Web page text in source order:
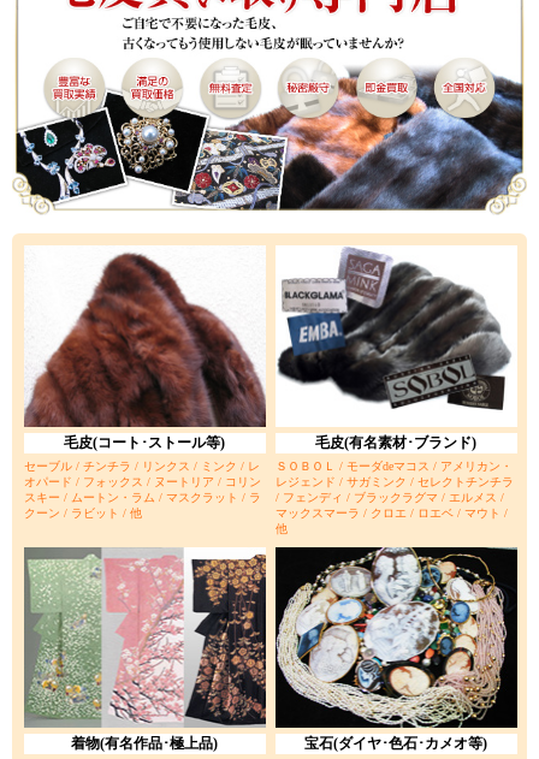
毛皮(コート･ストール等)
セーブル / チンチラ / リンクス / ミンク / レ
オパード / フォックス / ヌートリア / コリン
スキー / ムートン・ラム / マスクラット / ラ
クーン / ラビット / 他
毛皮(有名素材･ブランド)
ＳＯＢＯＬ / モーダdeマコス / アメリカン・
レジェンド / サガミンク / セレクトチンチラ
/ フェンディ / ブラックラグマ / エルメス /
マックスマーラ / クロエ / ロエベ / マウト /
他
着物(有名作品･極上品) 宝石(ダイヤ･色石･カメオ等)